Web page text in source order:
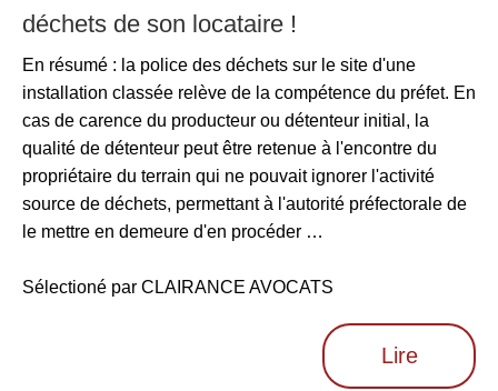
déchets de son locataire !
En résumé : la police des déchets sur le site d'une
installation classée relève de la compétence du préfet. En
cas de carence du producteur ou détenteur initial, la
qualité de détenteur peut être retenue à l'encontre du
propriétaire du terrain qui ne pouvait ignorer l'activité
source de déchets, permettant à l'autorité préfectorale de
le mettre en demeure d'en procéder …
Sélectioné par CLAIRANCE AVOCATS
Lire